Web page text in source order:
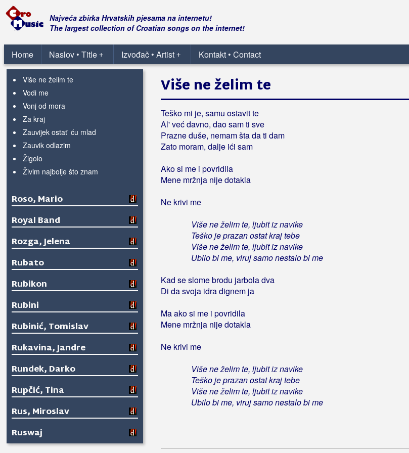
Najveća zbirka Hrvatskih pjesama na internetu!
The largest collection of Croatian songs on the internet!
Home +
Naslov • Title +
Izvođač • Artist Kontakt • Contact
Ti si moj san
Ti si na zapadu
Umoran od ljubavi
Uzmi me noćas
Više ne želim te
Vodi me
Vonj od mora
Za kraj
Zauvijek ostat' ću mlad
Zauvik odlazim
Žigolo
Živim najbolje što znam
Roso, Mario
Royal Band
Rozga, Jelena
Rubato
Rubikon
Rubini
Rubinić, Tomislav
Rukavina, Jandre
Rundek, Darko
Rupčić, Tina
Rus, Miroslav
Ruswaj
Više ne želim te
Teško mi je, samu ostavit te
Al' već davno, dao sam ti sve
Prazne duše, nemam šta da ti dam
Zato moram, dalje ići sam
Ako si me i povridila
Mene mržnja nije dotakla
Ne krivi me
Više ne želim te, ljubit iz navike
Teško je prazan ostat kraj tebe
Više ne želim te, ljubit iz navike
Ubilo bi me, viruj samo nestalo bi me
Kad se slome brodu jarbola dva
Di da svoja idra dignem ja
Ma ako si me i povridila
Mene mržnja nije dotakla
Ne krivi me
Više ne želim te, ljubit iz navike
Teško je prazan ostat kraj tebe
Više ne želim te, ljubit iz navike
Ubilo bi me, viruj samo nestalo bi me